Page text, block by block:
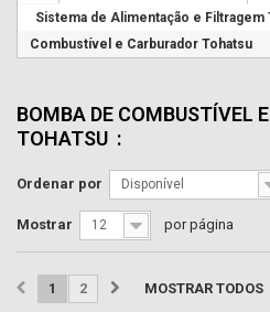
Sistema de Alimentação e Filtragem
Combustível e Carburador Tohatsu
BOMBA DE COMBUSTÍVEL
TOHATSU :
Ordenar por Disponível
Mostrar 12 por página
MOSTRAR TODOS
1 2